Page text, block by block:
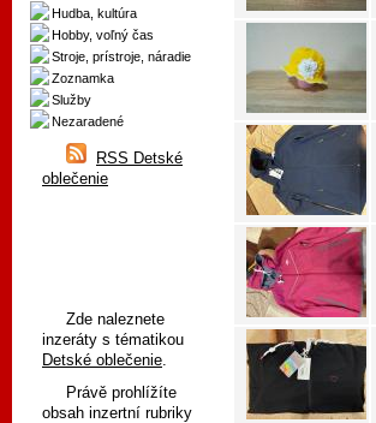
Hudba, kultúra
Hobby, voľný čas
Stroje, prístroje, náradie
Zoznamka
Služby
Nezaradené
RSS Detské
oblečenie
Zde naleznete
inzeráty s tématikou
Detské oblečenie.
Právě prohlížíte
obsah inzertní rubriky